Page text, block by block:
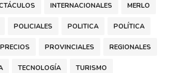
INTERNACIONALES MERLO
POLICIALES POLITICA POLÍTICA
PRECIOS PROVINCIALES REGIONALES
TECNOLOGÍA TURISMO